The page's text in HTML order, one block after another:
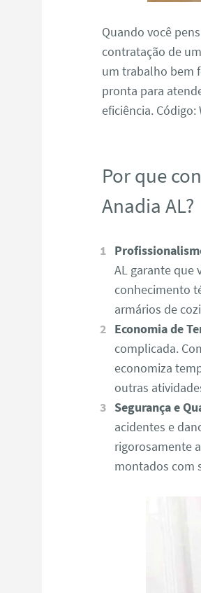
Quando você
contratação de um
um trabalho bem
pronta para
eficiência. Código:
Por que
Anadia AL?
AL garante que
conhecimento
armários de
Economia de
complicada.
economiza
outras
Segurança e
acidentes e
rigorosamente
montados com